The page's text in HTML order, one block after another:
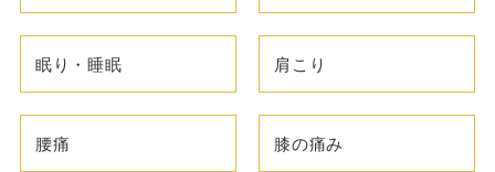
眠り・睡眠 肩こり
腰痛 膝の痛み